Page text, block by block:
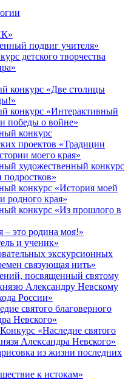
подвиг учителя»
детского творчества
конкурс «Две столицы
конкурс «Интерактивный
победы о войне»
конкурс
проектов «Традиции
моего края»
художественный конкурс
подростков»
конкурс «История моей
родного края»
конкурс «Из прошлого в
– это родина моя!»
и ученик»
экскурсионных
связующая нить»
посвященный святому
Александру Невскому
России»
святого благоверного
Невского»
«Наследие святого
Александра Невского»
из жизни последних
к истокам»